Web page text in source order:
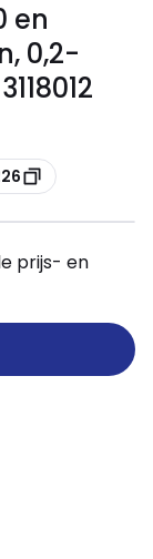
en
0,2-
prijs- en